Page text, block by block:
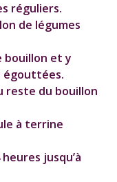
réguliers.
de légumes
bouillon et y
égouttées.
reste du bouillon
à terrine
jusqu’à